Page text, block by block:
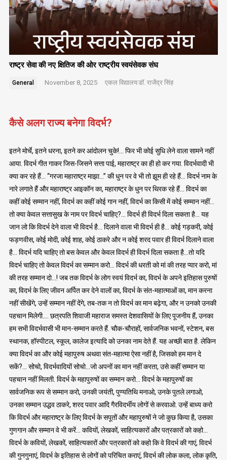
राष्ट्र सेवा की नए क्षितिज की ओर राष्ट्रीय स्वयंसेवक संघ
General November 8, 2025 एकल विद्यालयडॉ. राजेंद्र सिंह
कैसे अलग राज्य बनेगा विदर्भ?
इतने मोर्चे, इतने धरना, इतने कर आंदोलन चुके!… फिर भी कोई सुधि लेने वाला सामने नहीं
आया. विदर्भ गीत गाकर जिस-जिसने सत्ता पाई, महाराष्ट्र का ही हो कर गया. विदर्भवादी भी
क्या कर रहे हैं… “गरजा महाराष्ट्र माझा…” की धुन पर वे भी तो झूम ही रहे हैं… विदर्भ नाम के
नारे लगाते हैं और महाराष्ट्र आइकॉन का, महाराष्ट्र के धुन पर थिरक रहे हैं… विदर्भ का
कहीं कोई सम्मान नहीं, विदर्भ का कहीं कोई गान नहीं, विदर्भ का किसी में कोई सम्मान नहीं…
तो क्या केवल सत्तासुख के नाम पर विदर्भ चाहिए?… विदर्भ ही विदर्भ दिला सकता है… यह
जान लो कि विदर्भ देने वाला भी विदर्भ है… दिलाने वाला भी विदर्भ ही है… कोई गड़करी, कोई
फड़णवीस, कोई मोदी, कोई शाह, कोई ठाकरे और न कोई शरद पवार ही विदर्भ दिलाने वाला
है… विदर्भ यदि चाहिए तो बस केवल और केवल विदर्भ ही विदर्भ दिला सकता है…तो यदि
विदर्भ चाहिए तो केवल विदर्भ का सम्मान करो… विदर्भ की धरती को मां की तरह प्यार करो, मां
की तरह सम्मान दो…! जब तक विदर्भ के लोग स्वयं विदर्भ का, विदर्भ के अपने इतिहास पुरुषों
का, विदर्भ के लिए जीवन अर्पित कर देने वालों का, विदर्भ के संत-महात्माओं का, मान करना
नहीं सीखेंगे, उन्हें सम्मान नहीं देंगे, तब-तक न तो विदर्भ का मान बढ़ेगा, और न उनको उनकी
पहचान मिलेगी…. छत्रपति शिवाजी महाराज समस्त देशवासियों के लिए पूजनीय हैं, उनका
हम सभी विदर्भवासी भी मान-सम्मान करते हैं. चौक-चौराहों, सार्वजनिक भवनों, स्टेशन, बस
स्थानक, हॉस्पीटल, स्कूल, कालेज इत्यादि को उनका नाम देते हैं. यह अच्छी बात है. लेकिन
क्या विदर्भ का और कोई महापुरुष अथवा संत-महात्मा ऐसा नहीं है, जिसको हम मान दे
सकें?… सोचो, विदर्भवादियों सोचो…जो अपनों का मान नहीं करता, उसे कहीं सम्मान या
पहचान नहीं मिलती. विदर्भ के महापुरुषों का सम्मान करो… विदर्भ के महापुरुषों का
सार्वजनिक रूप से सम्मान करो, उनकी जयंती, पुण्यतिथि मनाओ, उनके पुतले लगाओ,
उनका सम्मान उद्धव ठाकरे, शरद पवार आदि गैरविदर्भीय लोगों से करवाओ. उन्हें बाध्य करो
कि विदर्भ और महाराष्ट्र के लिए विदर्भ के सपूतों और महापुरुषों ने जो कुछ किया है, उसका
गुणगान और सम्मान वे भी करें… कवियों, लेखकों, साहित्यकारों और पत्रकारों को कहो…
विदर्भ के कवियों, लेखकों, साहित्यकारों और पत्रकारों को कहो कि वे विदर्भ की गाएं, विदर्भ
की गुनगुनाएं, विदर्भ के इतिहास से लोगों को परिचित कराएं, विदर्भ की लोक कला, लोक कृति,